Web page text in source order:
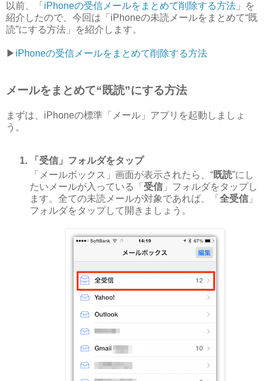
以前、「 iPhoneの受信メールをまとめて削除する方法 」を
紹介したので、今回は「iPhoneの未読メールをまとめて“既
読”にする方法」を紹介します。
▶︎ iPhoneの受信メールをまとめて削除する方法
メールをまとめて“既読”にする方法
まずは、iPhoneの標準「メール」アプリを起動しましょ
う。
「受信」フォルダをタップ
「メールボックス」画面が表示されたら、“既読”にし
たいメールが入っている「 受信 」フォルダをタップし
ます。全ての未読メールが対象であれば、「 全受信 」
フォルダをタップして開きましょう。